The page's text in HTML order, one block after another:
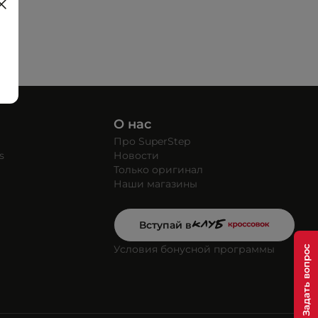
О нас
Про SuperStep
Новости
Только оригинал
Наши магазины
Вступай в
Условия бонусной программы